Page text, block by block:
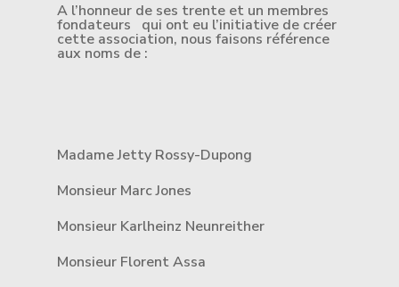
A l’honneur de ses trente et un membres
fondateurs qui ont eu l’initiative de créer
cette association, nous faisons référence
aux noms de :
Madame Jetty Rossy-Dupong
Monsieur Marc Jones
Monsieur Karlheinz Neunreither
Monsieur Florent Assa